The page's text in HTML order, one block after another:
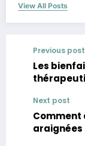
View All Posts
Previous post
Les
Next post
Comment
araignées